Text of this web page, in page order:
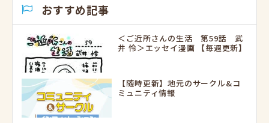
おすすめ記事
＜ご近所さんの生活 第59話 武
井 怜＞エッセイ漫画 【毎週更新】
【随時更新】地元のサークル&コ
ミュニティ情報